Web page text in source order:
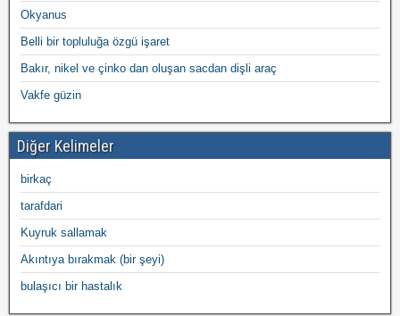
Okyanus
Belli bir topluluğa özgü işaret
Bakır, nikel ve çinko dan oluşan sacdan dişli araç
Vakfe güzin
Diğer Kelimeler
birkaç
tarafdari
Kuyruk sallamak
Akıntıya bırakmak (bir şeyi)
bulaşıcı bir hastalık